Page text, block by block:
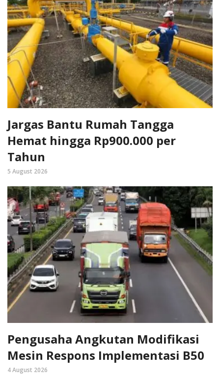
Jargas Bantu Rumah Tangga
Hemat hingga Rp900.000 per
Tahun
5 August 2026
Pengusaha Angkutan Modifikasi
Mesin Respons Implementasi B50
4 August 2026